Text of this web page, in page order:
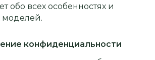
обо всех особенностях и
моделей.
конфиденциальности